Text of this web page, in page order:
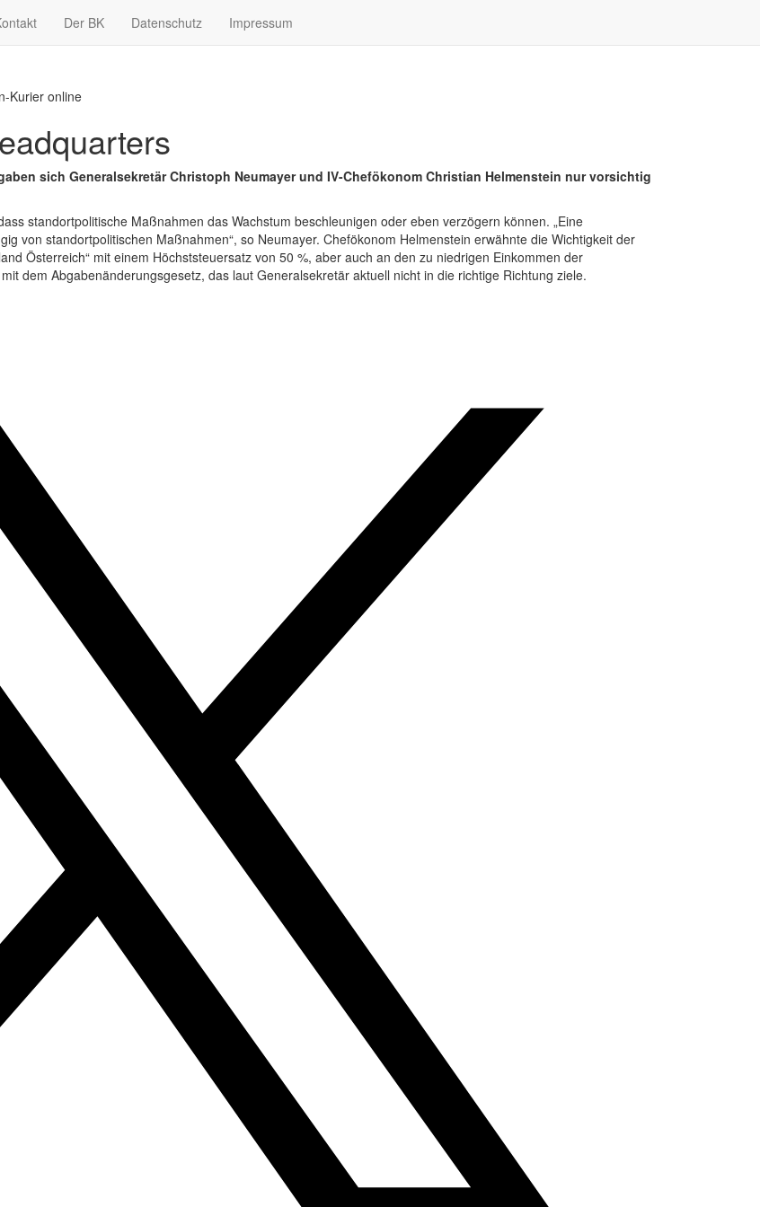
Der BK Datenschutz Impressum
Kurier online
sich Generalsekretär Christoph Neumayer und IV-Chefökonom Christian Helmenstein nur vorsichtig
standortpolitische Maßnahmen das Wachstum beschleunigen oder eben verzögern können. „Eine
von standortpolitischen Maßnahmen“, so Neumayer. Chefökonom Helmenstein erwähnte die Wichtigkeit der
Österreich“ mit einem Höchststeuersatz von 50 %, aber auch an den zu niedrigen Einkommen der
dem Abgabenänderungsgesetz, das laut Generalsekretär aktuell nicht in die richtige Richtung ziele.